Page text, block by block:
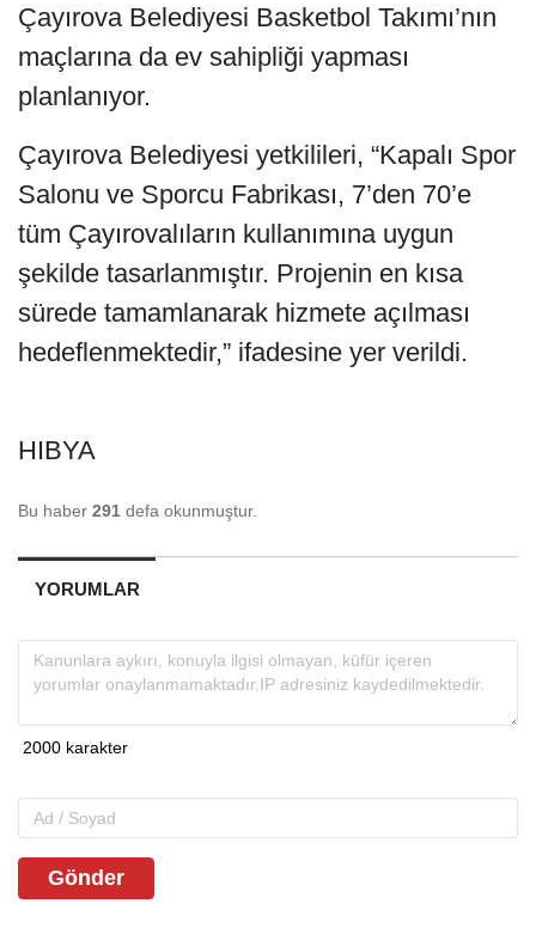
Çayırova Belediyesi Basketbol Takımı’nın
maçlarına da ev sahipliği yapması
planlanıyor.
Çayırova Belediyesi yetkilileri, “Kapalı Spor
Salonu ve Sporcu Fabrikası, 7’den 70’e
tüm Çayırovalıların kullanımına uygun
şekilde tasarlanmıştır. Projenin en kısa
sürede tamamlanarak hizmete açılması
hedeflenmektedir,” ifadesine yer verildi.
HIBYA
Bu haber 291 defa okunmuştur.
YORUMLAR
Gönder